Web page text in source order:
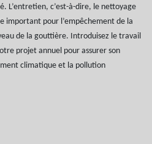
L’entretien, c’est-à-dire, le nettoyage
important pour l’empêchement de la
de la gouttière. Introduisez le travail
projet annuel pour assurer son
climatique et la pollution